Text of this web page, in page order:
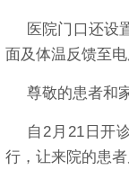
医院门口还设
面及体温反馈至
尊敬的患者和
自2月21日开
行，让来院的患